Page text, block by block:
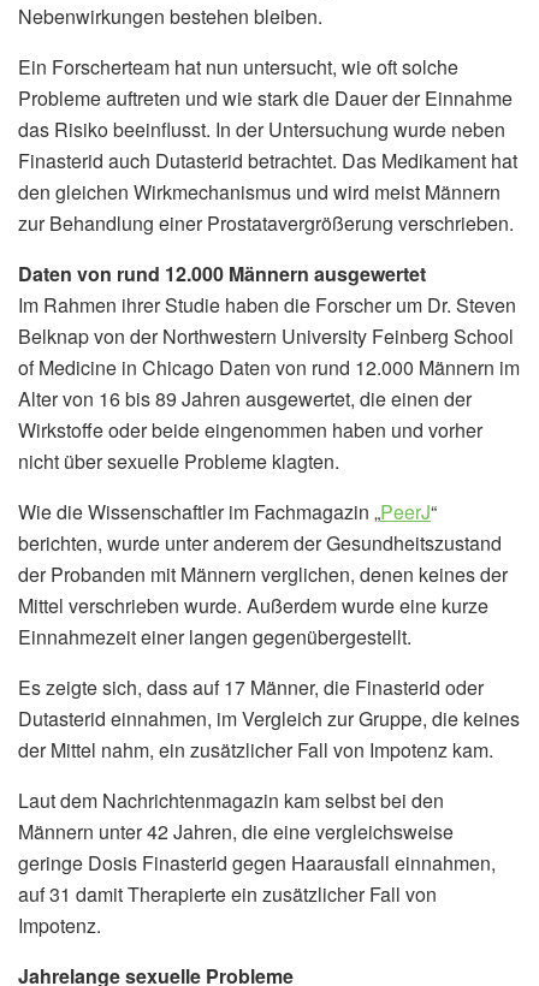
Nebenwirkungen bestehen bleiben.
Ein Forscherteam hat nun untersucht, wie oft solche
Probleme auftreten und wie stark die Dauer der Einnahme
das Risiko beeinflusst. In der Untersuchung wurde neben
Finasterid auch Dutasterid betrachtet. Das Medikament hat
den gleichen Wirkmechanismus und wird meist Männern
zur Behandlung einer Prostatavergrößerung verschrieben.
Daten von rund 12.000 Männern ausgewertet
Im Rahmen ihrer Studie haben die Forscher um Dr. Steven
Belknap von der Northwestern University Feinberg School
of Medicine in Chicago Daten von rund 12.000 Männern im
Alter von 16 bis 89 Jahren ausgewertet, die einen der
Wirkstoffe oder beide eingenommen haben und vorher
nicht über sexuelle Probleme klagten.
Wie die Wissenschaftler im Fachmagazin „PeerJ“
berichten, wurde unter anderem der Gesundheitszustand
der Probanden mit Männern verglichen, denen keines der
Mittel verschrieben wurde. Außerdem wurde eine kurze
Einnahmezeit einer langen gegenübergestellt.
Es zeigte sich, dass auf 17 Männer, die Finasterid oder
Dutasterid einnahmen, im Vergleich zur Gruppe, die keines
der Mittel nahm, ein zusätzlicher Fall von Impotenz kam.
Laut dem Nachrichtenmagazin kam selbst bei den
Männern unter 42 Jahren, die eine vergleichsweise
geringe Dosis Finasterid gegen Haarausfall einnahmen,
auf 31 damit Therapierte ein zusätzlicher Fall von
Impotenz.
Jahrelange sexuelle Probleme